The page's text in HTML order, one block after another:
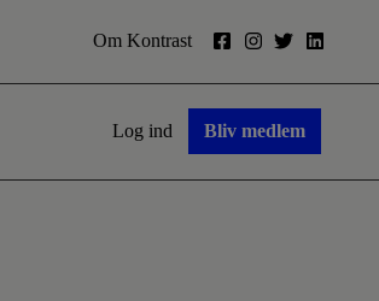
Om Kontrast
Log ind Bliv medlem